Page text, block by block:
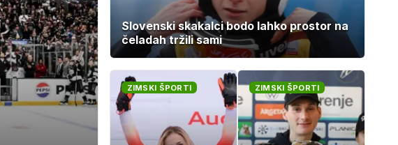
Slovenski skakalci bodo lahko prostor na
čeladah tržili sami
ZIMSKI ŠPORTI ZIMSKI ŠPORTI